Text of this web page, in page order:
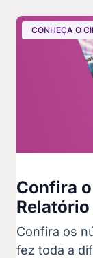
CONHEÇA O
Confira
Confira os
fez toda a